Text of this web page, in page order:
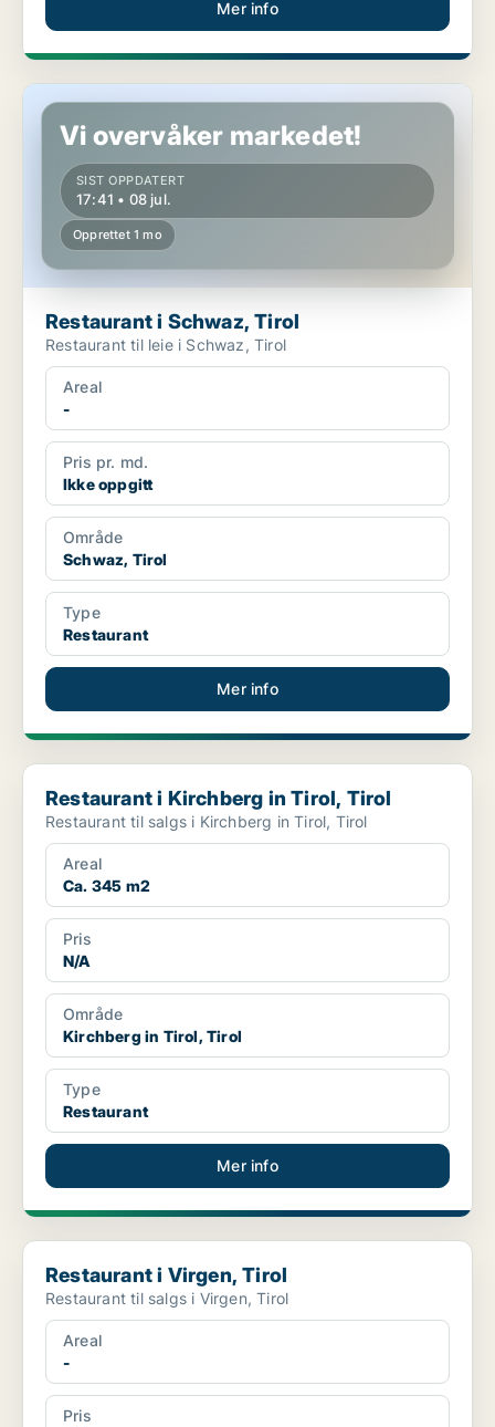
Mer info
Restaurant i Schwaz, Tirol
Vi overvåker markedet!
SIST OPPDATERT
17:41 • 08 jul.
Opprettet 1 mo
Restaurant i Schwaz, Tirol
Restaurant til leie i Schwaz, Tirol
Areal
-
Pris pr. md.
Ikke oppgitt
Område
Schwaz, Tirol
Type
Restaurant
Mer info
Restaurant i Kirchberg in Tirol, Tirol
Restaurant i Kirchberg in Tirol, Tirol
Restaurant til salgs i Kirchberg in Tirol, Tirol
Areal
Ca. 345 m2
Pris
N/A
Område
Kirchberg in Tirol, Tirol
Type
Restaurant
Mer info
Restaurant i Virgen, Tirol
Restaurant i Virgen, Tirol
Restaurant til salgs i Virgen, Tirol
Areal
-
Pris